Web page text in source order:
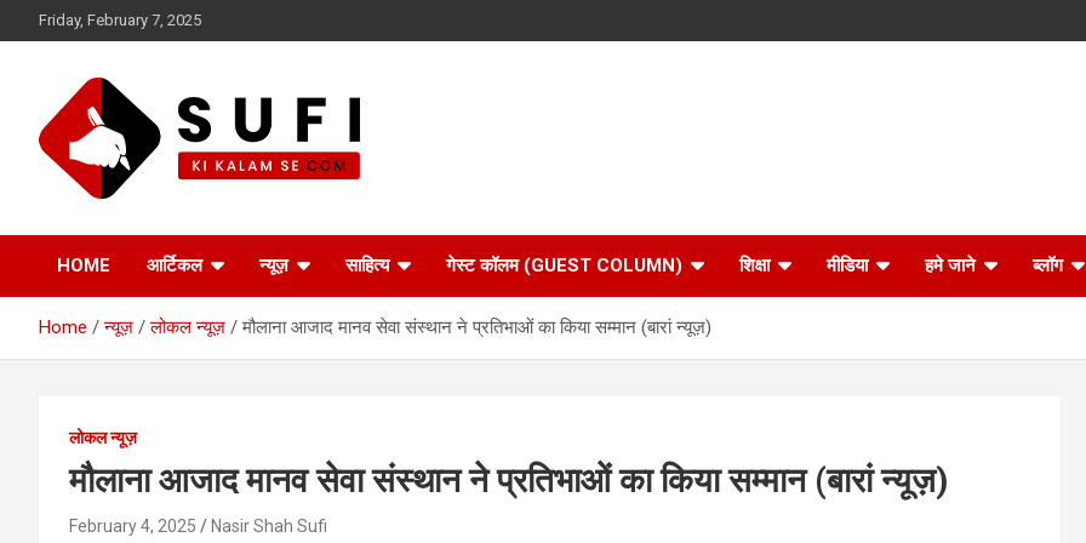
to
Friday, February 7, 2025
सूफी की कलम से
HOME आर्टिकल न्यूज़ साहित्य गेस्ट कॉलम (GUEST COLUMN) शिक्षा मीडिया हमे जाने ब्लॉग
Home न्यूज़ लोकल न्यूज़ मौलाना आजाद मानव सेवा संस्थान ने प्रतिभाओं का किया सम्मान (बारां न्यूज़)
लोकल न्यूज़
मौलाना आजाद मानव सेवा संस्थान ने प्रतिभाओं का किया सम्मान (बारां न्यूज़)
February 4, 2025 Nasir Shah Sufi